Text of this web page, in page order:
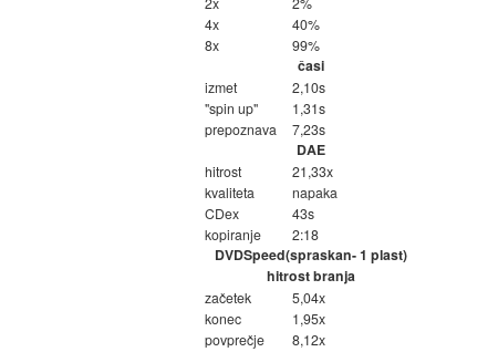
4x
40%
8x
99%
časi
izmet
2,10s
"spin up"
1,31s
prepoznava
7,23s
DAE
hitrost
21,33x
kvaliteta
napaka
CDex
43s
kopiranje
2:18
DVDSpeed(spraskan- 1 plast)
hitrost branja
začetek
5,04x
konec
1,95x
povprečje
8,12x